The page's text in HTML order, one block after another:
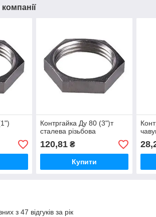
Контргайка Ду 80 (3")т
сталева різьбова
120,81₴
Купити
з 47 відгуків за рік